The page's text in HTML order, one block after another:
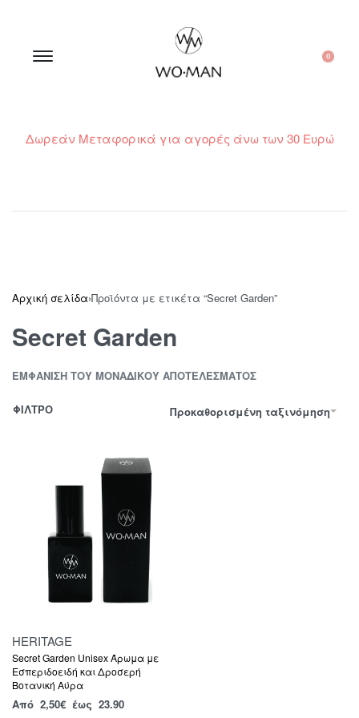
0
Δωρεάν Μεταφορικά για αγορές άνω των 30 Ευρώ
Αρχική σελίδα›Προϊόντα με ετικέτα “Secret Garden”
Secret Garden
ΕΜΦΆΝΙΣΗ ΤΟΥ ΜΟΝΑΔΙΚΟΎ ΑΠΟΤΕΛΈΣΜΑΤΟΣ
Προκαθορισμένη ταξινόμηση
ΦΙΛΤΡΟ
HERITAGE
Secret Garden Unisex Άρωμα με
Εσπεριδοειδή και Δροσερή
Βοτανική Αύρα
Από 2,50€ έως 23.90